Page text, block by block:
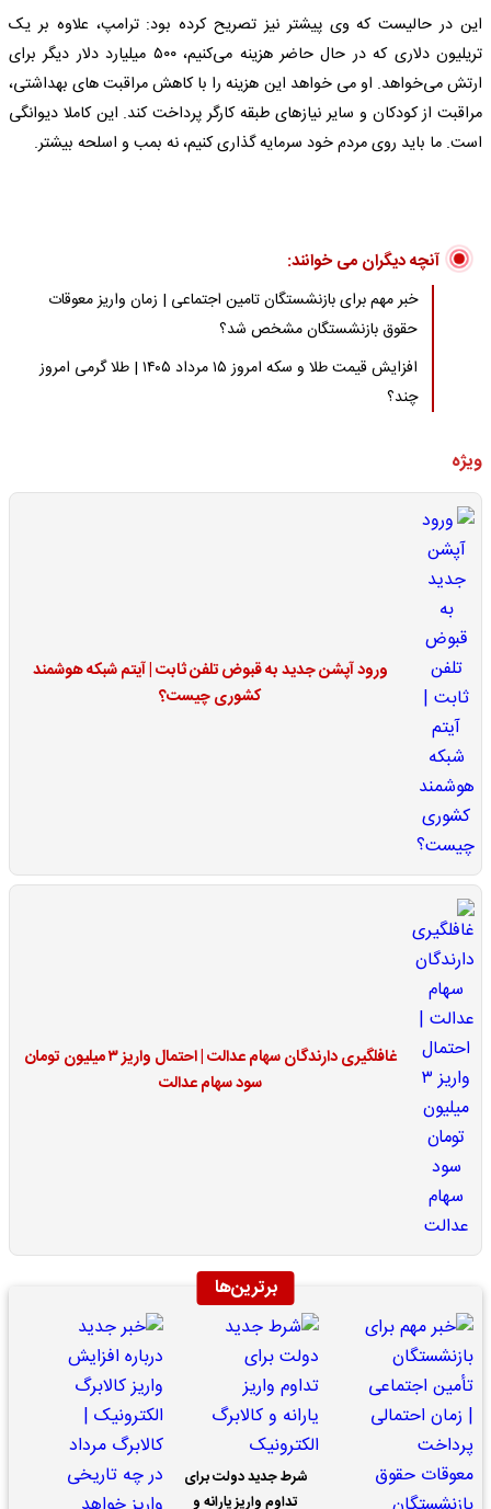
این در حالیست که وی پیشتر نیز تصریح کرده بود: ترامپ، علاوه بر یک
تریلیون دلاری که در حال حاضر هزینه می‌کنیم، ۵۰۰ میلیارد دلار دیگر برای
ارتش می‌خواهد. او می‌ خواهد این هزینه را با کاهش مراقبت‌ های بهداشتی،
مراقبت از کودکان و سایر نیازهای طبقه کارگر پرداخت کند. این کاملا دیوانگی
است. ما باید روی مردم خود سرمایه‌ گذاری کنیم، نه بمب و اسلحه بیشتر.
آنچه دیگران می خوانند:
خبر مهم برای بازنشستگان تامین اجتماعی | زمان واریز معوقات
حقوق بازنشستگان مشخص شد؟
افزایش قیمت طلا و سکه امروز ۱۵ مرداد ۱۴۰۵ | طلا گرمی امروز
چند؟
ویژه
ورود آپشن جدید به قبوض تلفن ثابت | آیتم شبکه هوشمند
کشوری چیست؟
غافلگیری دارندگان سهام عدالت | احتمال واریز ۳ میلیون تومان
سود سهام عدالت
برترین‌ها
شرط جدید دولت برای
تداوم واریز یارانه و